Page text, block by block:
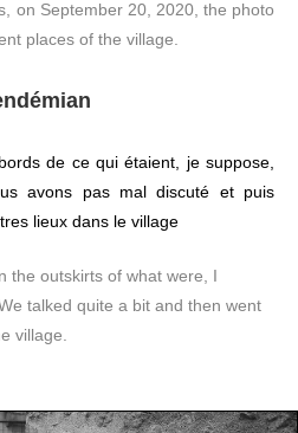
on September 20, 2020, the photo
places of the village.
de ce qui étaient, je suppose,
avons pas mal discuté et puis
lieux dans le village
the outskirts of what were, I
talked quite a bit and then went
village.